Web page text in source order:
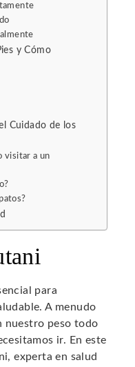
y Cómo
Cuidado de los
visitar a un
para
A menudo
nuestro peso todo
ir. En este
experta en salud